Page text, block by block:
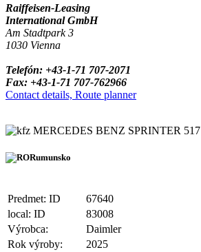
Raiffeisen-Leasing
International GmbH
Am Stadtpark 3
1030 Vienna
Telefón: +43-1-71 707-2071
Fax: +43-1-71 707-762966
Contact details, Route planner
MERCEDES BENZ SPRINTER 517
Rumunsko
Predmet: ID
67640
local: ID
83008
Výrobca:
Daimler
Rok výroby:
2025